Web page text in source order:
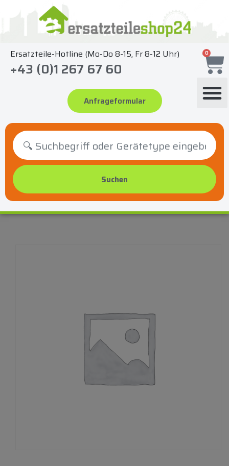
springen
Ersatzteile-Hotline (Mo-Do 8-15, Fr 8-12 Uhr)
+43 (0)1 267 67 60
Anfrageformular
0